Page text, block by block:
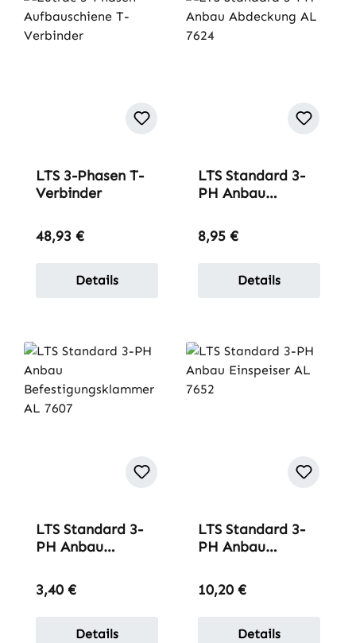
LTS 3-Phasen T-
Verbinder
Regulärer Preis:
48,93 €
Details
LTS Standard 3-
PH Anbau
7624
Regulärer Preis:
8,95 €
Details
LTS Standard 3-
PH Anbau
mer AL 7607
Regulärer Preis:
3,40 €
Details
LTS Standard 3-
PH Anbau
7652
Regulärer Preis:
10,20 €
Details